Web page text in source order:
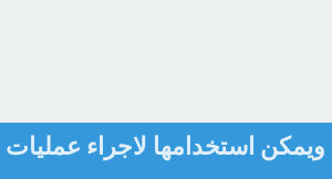
استخدامها لاجراء عمليات